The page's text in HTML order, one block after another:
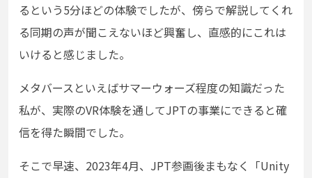
るという5分ほどの体験でしたが、傍らで解説してくれ
る同期の声が聞こえないほど興奮し、直感的にこれは
いけると感じました。
メタバースといえばサマーウォーズ程度の知識だった
私が、実際のVR体験を通してJPTの事業にできると確
信を得た瞬間でした。
そこで早速、2023年4月、JPT参画後まもなく「Unity